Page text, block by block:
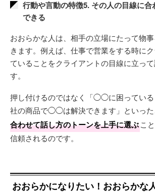
行動や言動の特徴5. その人の目線に
できる
おおらかな人は、相手の立場にたって物
きます。例えば、仕事で営業をする時に
ていることをクライアントの目線に立っ
す。
押し付けるのではなく「◯◯に困ってい
社の商品で◯◯は解決できます」といった
合わせて話し方のトーンを上手に選ぶこ
信頼されるのです。
おおらかになりたい！おおらかな